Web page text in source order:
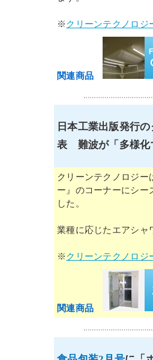
※クリーンテクノロジ
関連商品
日本工業出版発行
表 難波が「多様化
クリーンテクノロジ
ー』のコーナーにシー
した。
業種に応じたエアシャ
※クリーンテクノロジ
関連商品